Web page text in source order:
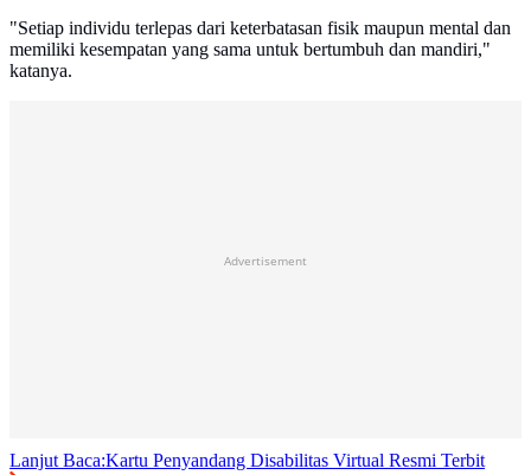
"Setiap individu terlepas dari keterbatasan fisik maupun mental dan
memiliki kesempatan yang sama untuk bertumbuh dan mandiri,"
katanya.
Advertisement
Lanjut Baca:Kartu Penyandang Disabilitas Virtual Resmi Terbit